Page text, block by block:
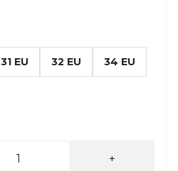
31 EU 32 EU 34 EU
+